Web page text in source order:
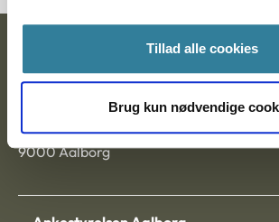
Tillad alle cookies
Brug kun nødvendige
Postadresse:
Nytorv 7, 2. sal
9000 Aalborg